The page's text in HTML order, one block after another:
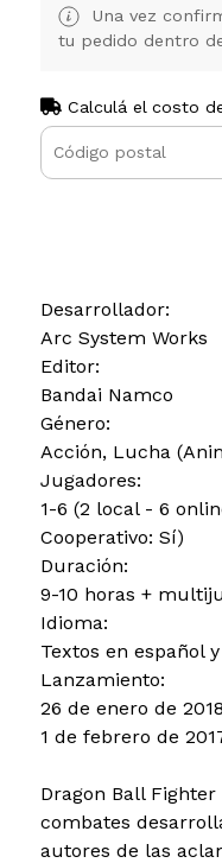
Una vez
tu pedido dentro
Calculá el costo
Desarrollador:
Arc System Works
Editor:
Bandai Namco
Género:
Acción, Lucha
Jugadores:
1-6 (2 local - 6
Cooperativo: Sí)
Duración:
9-10 horas +
Idioma:
Textos en español
Lanzamiento:
26 de enero de
1 de febrero de
Dragon Ball
combates
autores de las